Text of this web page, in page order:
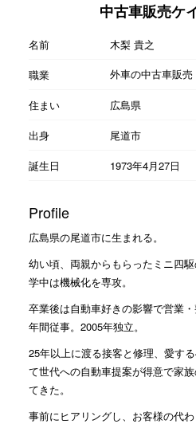
中古車販売ケ
名前
木梨 貴之
職業
外車の中古車販売
住まい
広島県
出身
尾道市
誕生日
1973年4月27日
Profile
広島県の尾道市に生まれる。
幼い頃、両親からもらったミニ四
学中は機械化を専攻。
卒業後は自動車好きの影響で営業
年間従事。2005年独立。
25年以上に渡る接客と修理、愛す
て世代への自動車提案が得意で家
てきた。
事前にヒアリングし、お客様の代